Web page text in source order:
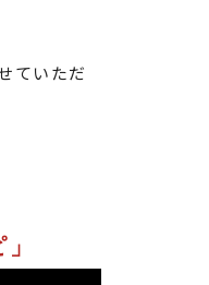
ていただ